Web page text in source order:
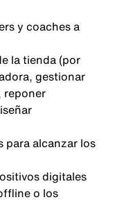
y coaches a
la tienda (por
gestionar
reponer
para alcanzar los
digitales
o los